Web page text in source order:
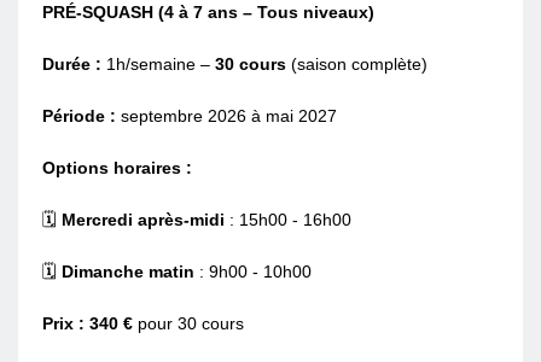
PRÉ-SQUASH (4 à 7 ans – Tous niveaux)
Durée : 1h/semaine – 30 cours (saison complète)
Période : septembre 2026 à mai 2027
Options horaires :
🗓️ Mercredi après-midi : 15h00 - 16h00
🗓️ Dimanche matin : 9h00 - 10h00
Prix : 340 € pour 30 cours